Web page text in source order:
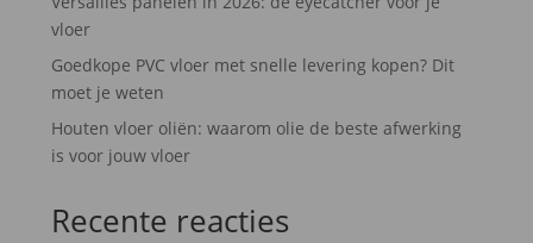
vloer
Goedkope PVC vloer met snelle levering kopen? Dit
moet je weten
Houten vloer oliën: waarom olie de beste afwerking
is voor jouw vloer
Recente reacties